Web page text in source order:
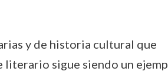
y de historia cultural que
literario sigue siendo un